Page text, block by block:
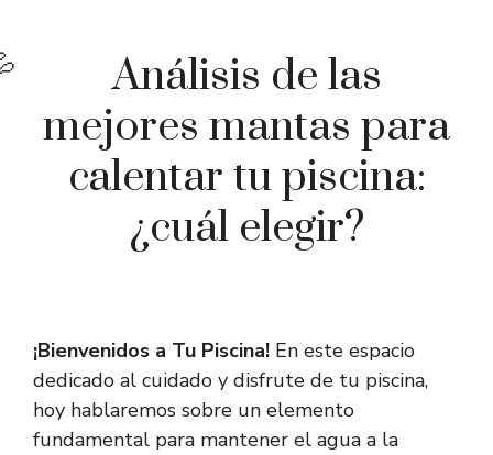
Análisis de las
mejores mantas para
calentar tu piscina:
¿cuál elegir?
¡Bienvenidos a Tu Piscina! En este espacio
dedicado al cuidado y disfrute de tu piscina,
hoy hablaremos sobre un elemento
fundamental para mantener el agua a la